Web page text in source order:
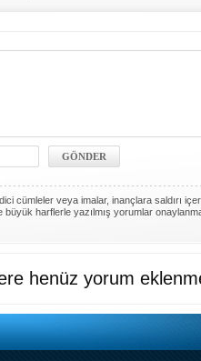
cümleler veya imalar, inançlara saldırı
harflerle yazılmış yorumlar
henüz yorum